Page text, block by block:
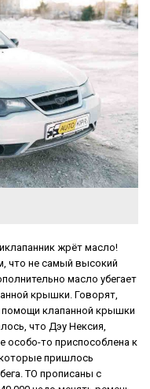
жрёт масло!
что не самый высокий
масло убегает
крышки. Говорят,
помощи клапанной крышки
что Дэу Нексия,
особо-то приспособлена к
пришлось
ТО прописаны с